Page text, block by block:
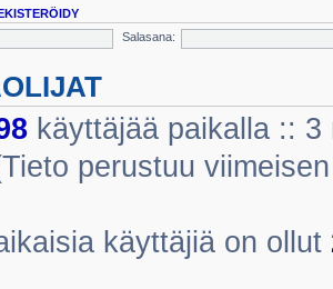
Salasana:
käyttäjää paikalla ::
perustuu
käyttäjiä on ollut